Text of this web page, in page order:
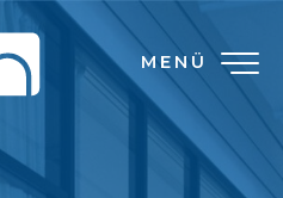
MENÜ